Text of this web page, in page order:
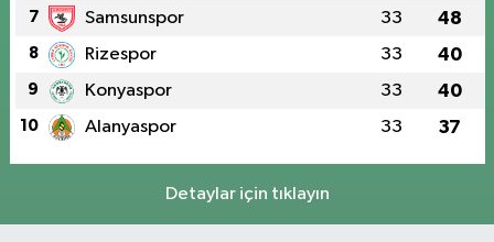
7 Samsunspor 33 48
8 Rizespor 33 40
9 Konyaspor 33 40
10 Alanyaspor 33 37
Detaylar için tıklayın